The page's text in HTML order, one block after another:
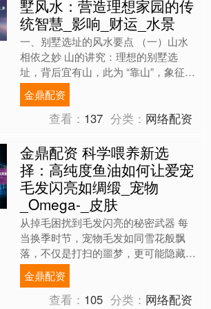
墅风水：营造理想家园的传
统智慧_影响_财运_水景
一、别墅选址的风水要点 （一）山水
相依之妙 山的讲究：理想的别墅选
址，背后宜有山，此为 “靠山”，象征着
居住者在事业和生活中能获得支持与依
靠。山形应圆润、厚实，....
金鼎配资
查看： 137 分类： 网络配资
金鼎配资 科学喂养新选
择：高纯度鱼油如何让爱宠
毛发闪亮如绸缎_宠物
_Omega-_皮肤
从掉毛困扰到毛发闪亮的秘密武器 每
当换季时节，宠物毛发如同雪花般飘
落，不仅是打扫的噩梦，更可能隐藏着
健康隐患。传统美毛方式往往治标不治
本——频繁洗澡可能破坏皮肤....
金鼎配资
查看： 105 分类： 网络配资